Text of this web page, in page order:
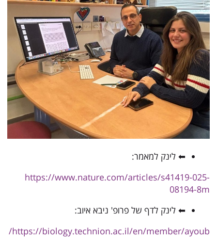
⬅ לינק למאמר:
https://www.nature.com/articles/s41419-025-
08194-8m
⬅ לינק לדף של פרופ' ניבא איוב:
https://biology.technion.ac.il/en/member/ayoub/